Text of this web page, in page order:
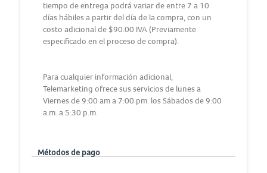
tiempo de entrega podrá variar de entre 7 a 10
días hábiles a partir del día de la compra, con un
costo adicional de $90.00 IVA (Previamente
especificado en el proceso de compra).
Para cualquier información adicional,
Telemarketing ofrece sus servicios de lunes a
Viernes de 9:00 am a 7:00 pm. los Sábados de 9:00
a.m. a 5:30 p.m.
Métodos de pago